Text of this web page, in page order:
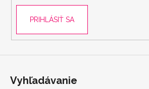
PRIHLÁSIŤ SA
Vyhľadávanie